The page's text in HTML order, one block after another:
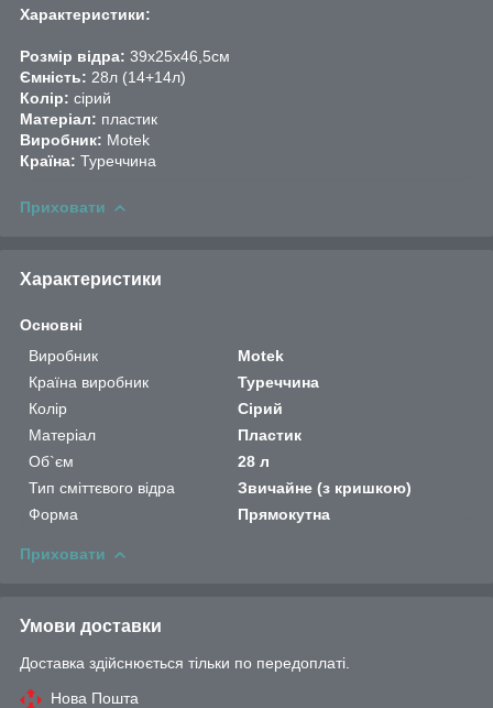
Характеристики:
Розмір відра: 39х25х46,5см
Ємність: 28л (14+14л)
Колір: сірий
Матеріал: пластик
Виробник: Motek
Країна: Туреччина
Приховати
Характеристики
Основні
Виробник
Motek
Країна виробник
Туреччина
Колір
Сірий
Матеріал
Пластик
Об`єм
28 л
Тип сміттєвого відра
Звичайне (з кришкою)
Форма
Прямокутна
Приховати
Умови доставки
Доставка здійснюється тільки по передоплаті.
Нова Пошта